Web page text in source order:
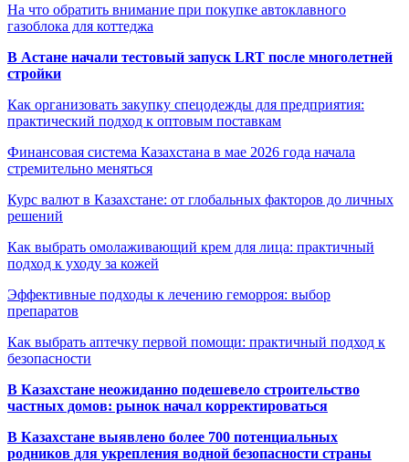
На что обратить внимание при покупке автоклавного
газоблока для коттеджа
В Астане начали тестовый запуск LRT после многолетней
стройки
Как организовать закупку спецодежды для предприятия:
практический подход к оптовым поставкам
Финансовая система Казахстана в мае 2026 года начала
стремительно меняться
Курс валют в Казахстане: от глобальных факторов до личных
решений
Как выбрать омолаживающий крем для лица: практичный
подход к уходу за кожей
Эффективные подходы к лечению геморроя: выбор
препаратов
Как выбрать аптечку первой помощи: практичный подход к
безопасности
В Казахстане неожиданно подешевело строительство
частных домов: рынок начал корректироваться
В Казахстане выявлено более 700 потенциальных
родников для укрепления водной безопасности страны